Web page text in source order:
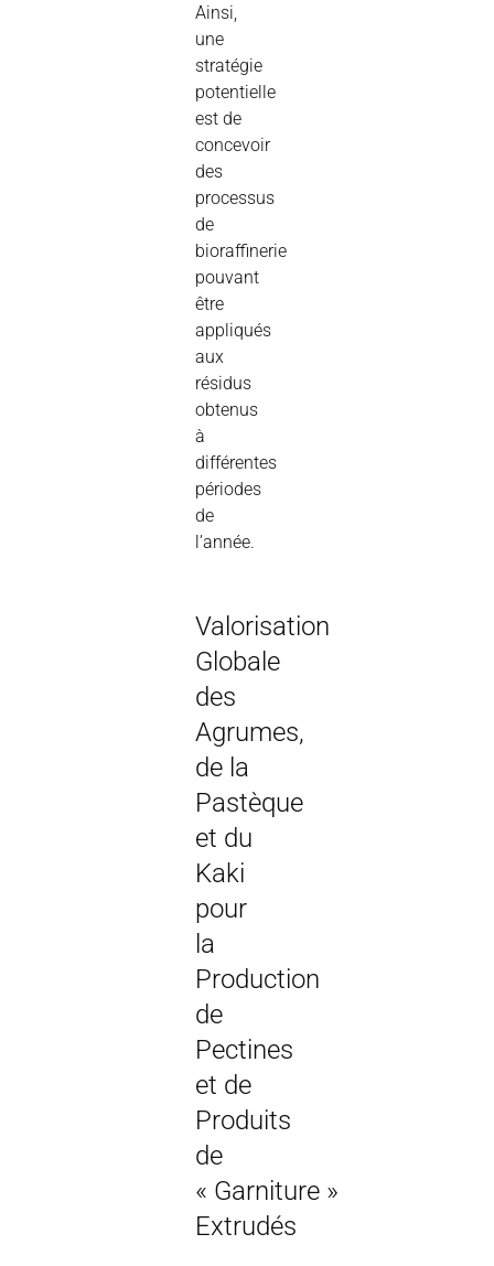
Ainsi,
une
stratégie
potentielle
est de
concevoir
des
processus
de
bioraffinerie
pouvant
être
appliqués
aux
résidus
obtenus
à
différentes
périodes
de
l’année.
Valorisation
Globale
des
Agrumes,
de la
Pastèque
et du
Kaki
pour
la
Production
de
Pectines
et de
Produits
de
« Garniture »
Extrudés